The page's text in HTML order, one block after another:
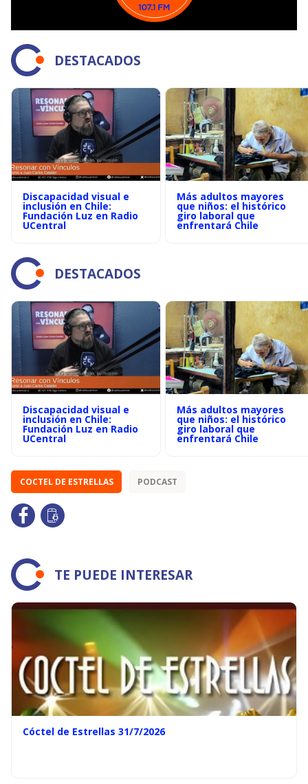
DESTACADOS
Discapacidad visual e
inclusión en Chile:
Fundación Luz en Radio
UCentral
Más adultos mayores
que niños: el histórico
giro laboral que
enfrentará Chile
DESTACADOS
Discapacidad visual e
inclusión en Chile:
Fundación Luz en Radio
UCentral
Más adultos mayores
que niños: el histórico
giro laboral que
enfrentará Chile
COCTEL DE ESTRELLAS PODCAST
TE PUEDE INTERESAR
Cóctel de Estrellas 31/7/2026